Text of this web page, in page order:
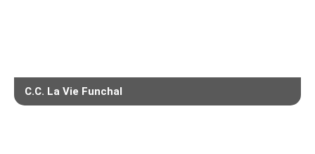
C.C. La Vie Funchal